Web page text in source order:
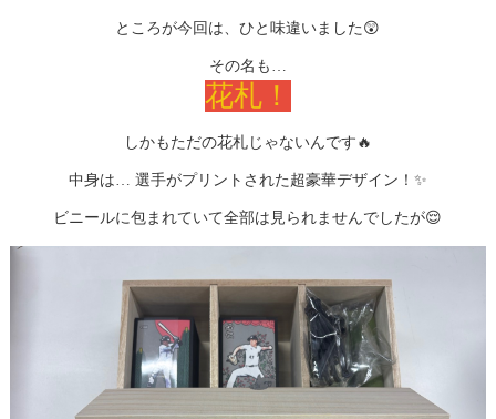
ところが今回は、ひと味違いました😲
その名も…
花札！
しかもただの花札じゃないんです🔥
中身は… 選手がプリントされた超豪華デザイン！✨
ビニールに包まれていて全部は見られませんでしたが😌